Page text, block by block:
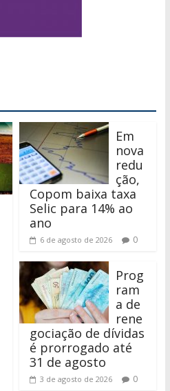
Em
nova
redu
ção,
Copom baixa taxa
Selic para 14% ao
ano
6 de agosto de 2026 0
Prog
ram
a de
rene
gociação de dívidas
é prorrogado até
31 de agosto
3 de agosto de 2026 0